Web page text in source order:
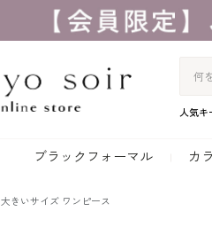
人気キ
ブラックフォーマル カ
大きいサイズ ワンピース